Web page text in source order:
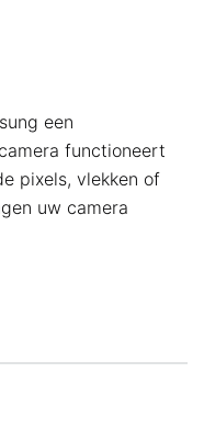
een
functioneert
pixels, vlekken of
uw camera